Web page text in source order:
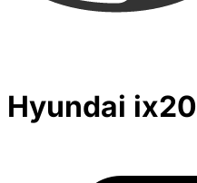
Hyundai ix20